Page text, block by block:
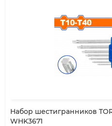
Набор шестигранников
WHK3671